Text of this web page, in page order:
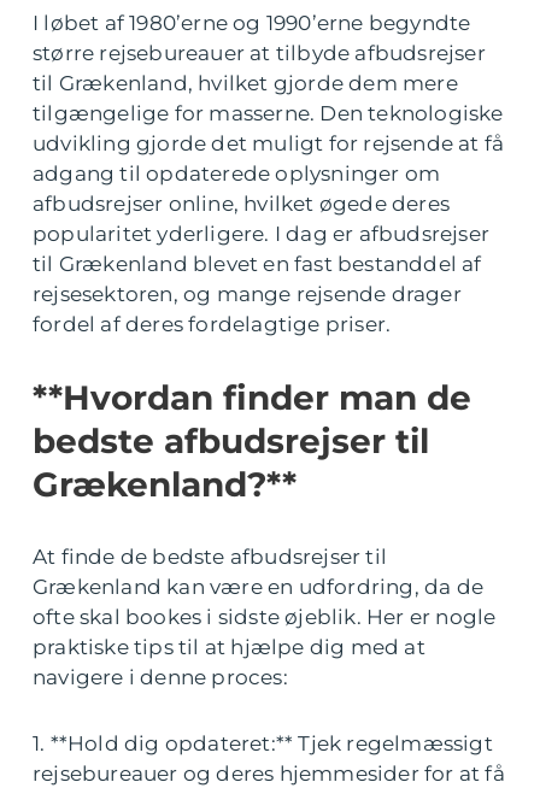
I løbet af 1980’erne og 1990’erne begyndte
større rejsebureauer at tilbyde afbudsrejser
til Grækenland, hvilket gjorde dem mere
tilgængelige for masserne. Den teknologiske
udvikling gjorde det muligt for rejsende at få
adgang til opdaterede oplysninger om
afbudsrejser online, hvilket øgede deres
popularitet yderligere. I dag er afbudsrejser
til Grækenland blevet en fast bestanddel af
rejsesektoren, og mange rejsende drager
fordel af deres fordelagtige priser.
**Hvordan finder man de
bedste afbudsrejser til
Grækenland?**
At finde de bedste afbudsrejser til
Grækenland kan være en udfordring, da de
ofte skal bookes i sidste øjeblik. Her er nogle
praktiske tips til at hjælpe dig med at
navigere i denne proces:
1. **Hold dig opdateret:** Tjek regelmæssigt
rejsebureauer og deres hjemmesider for at få